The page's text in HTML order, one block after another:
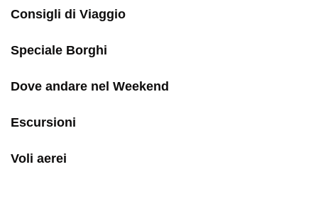
Consigli di Viaggio
Speciale Borghi
Dove andare nel Weekend
Escursioni
Voli aerei